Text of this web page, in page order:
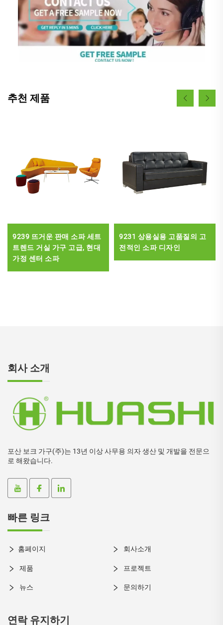
추천 제품
9239 뜨거운 판매 소파 세트
트렌드 거실 가구 고급, 현대
가정 센터 소파
9231 상용실용 고품질의 고
전적인 소파 디자인
회사 소개
포산 보크 가구(주)는 13년 이상 사무용 의자 생산 및 개발을 전문으
로 해왔습니다.
빠른 링크
홈페이지 회사소개
제품 프로젝트
뉴스 문의하기
연락 유지하기